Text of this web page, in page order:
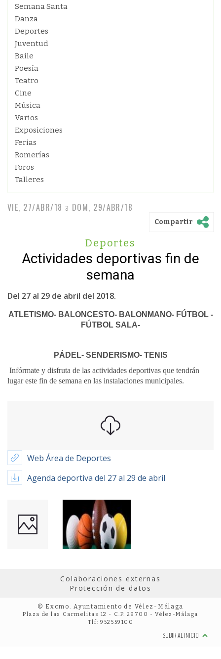
Semana Santa
Danza
Deportes
Juventud
Baile
Poesía
Teatro
Cine
Música
Varios
Exposiciones
Ferias
Romerías
Foros
Talleres
VIE, 27/ABR/18 a DOM, 29/ABR/18
Compartir
Deportes
Actividades deportivas fin de
semana
Del 27 al 29 de abril del 2018.
ATLETISMO- BALONCESTO- BALONMANO- FÚTBOL -
FÚTBOL SALA-
PÁDEL- SENDERISMO- TENIS
Infórmate y disfruta de las actividades deportivas que tendrán
lugar este fin de semana en las instalaciones municipales.
Web Área de Deportes
Agenda deportiva del 27 al 29 de abril
Colaboraciones externas
Protección de datos
© Excmo. Ayuntamiento de Vélez-Málaga
Plaza de las Carmelitas 12 - C.P. 29700 - Vélez-Málaga
Tlf: 952559100
SUBIR AL INICIO